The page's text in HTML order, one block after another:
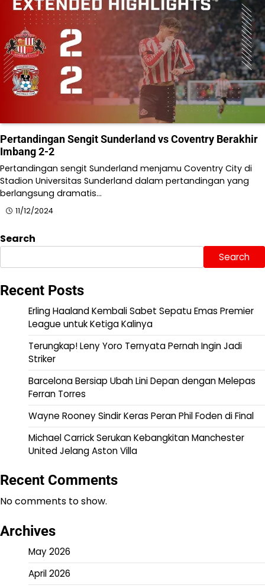
Pertandingan Sengit Sunderland vs Coventry Berakhir
Imbang 2-2
Pertandingan sengit Sunderland menjamu Coventry City di
Stadion Universitas Sunderland dalam pertandingan yang
berlangsung dramatis…
11/12/2024
Search
Search
Recent Posts
Erling Haaland Kembali Sabet Sepatu Emas Premier
League untuk Ketiga Kalinya
Terungkap! Leny Yoro Ternyata Pernah Ingin Jadi
Striker
Barcelona Bersiap Ubah Lini Depan dengan Melepas
Ferran Torres
Wayne Rooney Sindir Keras Peran Phil Foden di Final
Michael Carrick Serukan Kebangkitan Manchester
United Jelang Aston Villa
Recent Comments
No comments to show.
Archives
May 2026
April 2026